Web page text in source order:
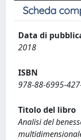
Scheda
Data di
2018
ISBN
978-88-6995-
Titolo del libro
Analisi del